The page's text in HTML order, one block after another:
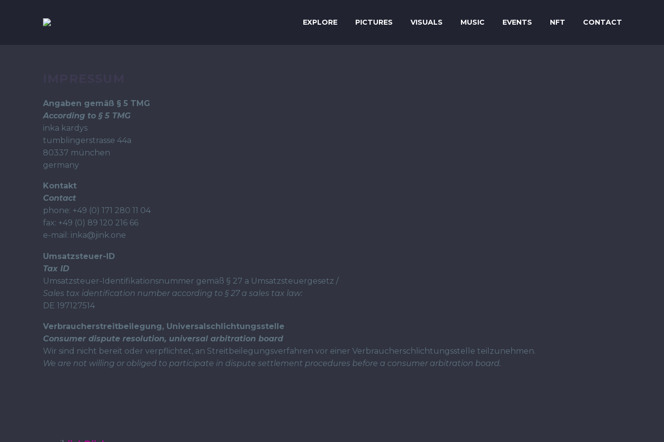
EXPLORE PICTURES VISUALS MUSIC EVENTS NFT CONTACT
Angaben gemäß § 5 TMG
According to § 5 TMG
inka kardys
tumblingerstrasse 44a
80337 münchen
germany
Kontakt
Contact
phone: +49 (0) 171 280 11 04
fax: +49 (0) 89 120 216 66
e-mail: inka@jink.one
Umsatzsteuer-ID
Tax ID
Umsatzsteuer-Identifikationsnummer gemäß § 27 a Umsatzsteuergesetz /
Sales tax identification number according to § 27 a sales tax law:
DE 197127514
Verbraucherstreitbeilegung, Universalschlichtungsstelle
Consumer dispute resolution, universal arbitration board
Wir sind nicht bereit oder verpflichtet, an Streitbeilegungsverfahren vor einer Verbraucherschlichtungsstelle teilzunehmen.
We are not willing or obliged to participate in dispute settlement procedures before a consumer arbitration board.